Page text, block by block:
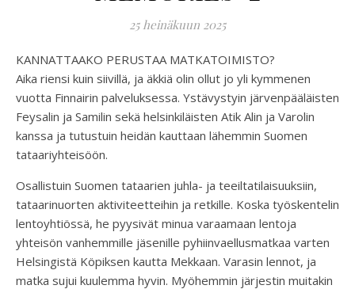
25 heinäkuun 2025
KANNATTAAKO PERUSTAA MATKATOIMISTO?
Aika riensi kuin siivillä, ja äkkiä olin ollut jo yli kymmenen
vuotta Finnairin palveluksessa. Ystävystyin järvenpääläisten
Feysalin ja Samilin sekä helsinkiläisten Atik Alin ja Varolin
kanssa ja tutustuin heidän kauttaan lähemmin Suomen
tataariyhteisöön.
Osallistuin Suomen tataarien juhla- ja teeiltatilaisuuksiin,
tataarinuorten aktiviteetteihin ja retkille. Koska työskentelin
lentoyhtiössä, he pyysivät minua varaamaan lentoja
yhteisön vanhemmille jäsenille pyhiinvaellusmatkaa varten
Helsingistä Köpiksen kautta Mekkaan. Varasin lennot, ja
matka sujui kuulemma hyvin. Myöhemmin järjestin muitakin